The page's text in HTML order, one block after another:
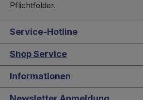
Pflichtfelder.
Service-Hotline
Shop Service
Informationen